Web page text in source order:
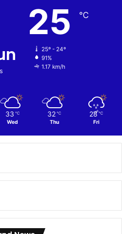
25 ℃
25º - 24º
91%
1.17 km/h
33 ℃
Wed
32 ℃
Thu
28 ℃
Fri